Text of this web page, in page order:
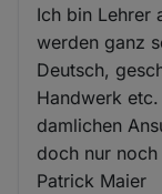
Ich bin Lehrer
werden ganz
Deutsch,
Handwerk
damlichen
doch nur noch
Patrick Maier